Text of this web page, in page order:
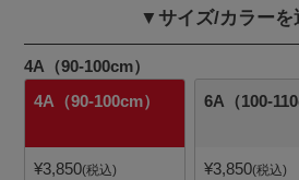
▼サイズ/カラー
4A（90-100cm）
4A（90-100cm）
¥3,850 税込
6A（100-
¥3,850 税込